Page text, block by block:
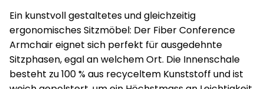
Ein kunstvoll gestaltetes und gleichzeitig
ergonomisches Sitzmöbel: Der Fiber Conference
Armchair eignet sich perfekt für ausgedehnte
Sitzphasen, egal an welchem Ort. Die Innenschale
besteht zu 100 % aus recyceltem Kunststoff und ist